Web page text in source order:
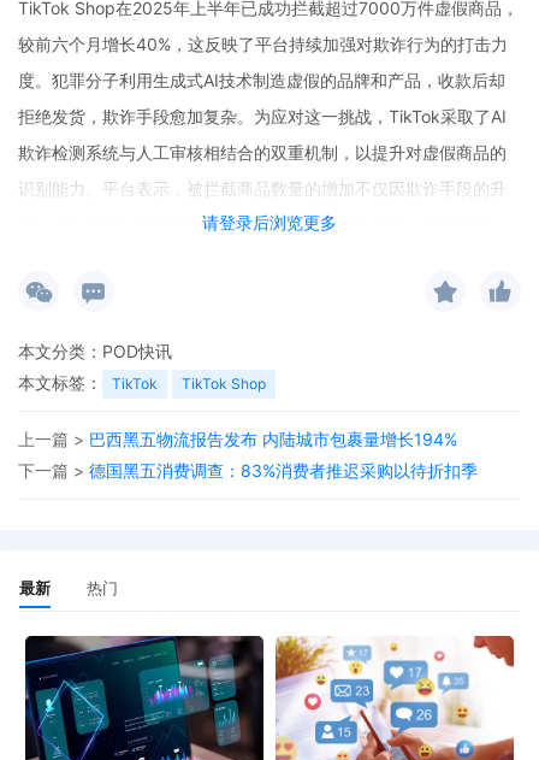
请登录后浏览更多
TikTok Shop在2025年上半年已成功拦截超过7000万件虚假商品，
较前六个月增长40%，这反映了平台持续加强对欺诈行为的打击力
度。犯罪分子利用生成式AI技术制造虚假的品牌和产品，收款后却
拒绝发货，欺诈手段愈加复杂。为应对这一挑战，TikTok采取了AI
欺诈检测系统与人工审核相结合的双重机制，以提升对虚假商品的
识别能力。平台表示，被拦截商品数量的增加不仅因欺诈手段的升
级，也与卖家社区规模的扩大以及平台检测系统的优化密切相关。
本文分类： POD快讯
本文标签：
TikTok TikTok Shop
上一篇 > 巴西黑五物流报告发布 内陆城市包裹量增长194%
下一篇 > 德国黑五消费调查：83%消费者推迟采购以待折扣季
最新 热门